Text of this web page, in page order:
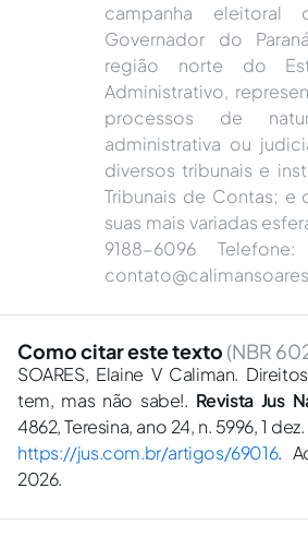
campanha eleitoral
Governador do
região norte do
Administrativo,
processos de
administrativa ou
diversos tribunais e
Tribunais de Contas; e
suas mais variadas
9188-6096
Como citar este texto (NBR
SOARES, Elaine V Caliman.
tem, mas não sabe!. Revista Jus
4862, Teresina, ano 24, n. 5996, 1
https://jus.com.br/artigos/69016.
2026.